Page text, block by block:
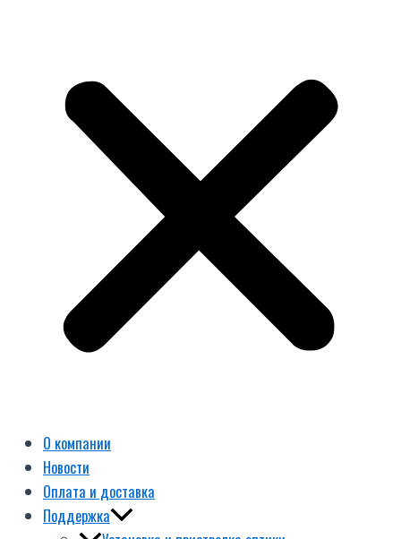
О компании
Новости
Оплата и доставка
Поддержка